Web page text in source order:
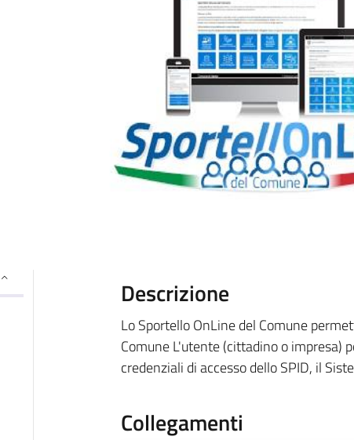
Descrizione
Lo Sportello OnLine del Comune
Comune L'utente (cittadino o impresa)
credenziali di accesso dello SPID, il
Collegamenti